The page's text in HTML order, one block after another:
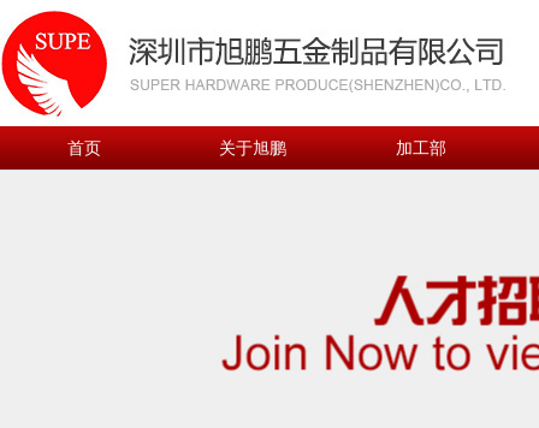
首页 关于旭鹏 加工部